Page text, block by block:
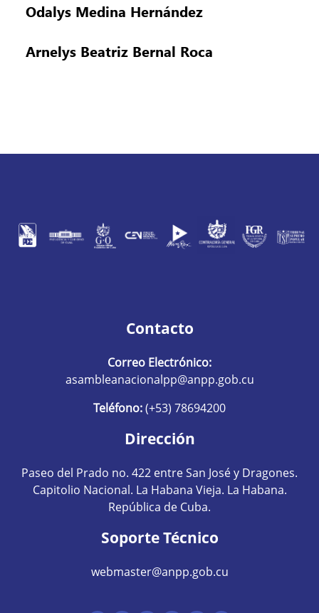
Odalys Medina Hernández
Arnelys Beatriz Bernal Roca
Contacto
Correo Electrónico:
asambleanacionalpp@anpp.gob.cu
Teléfono:(+53) 78694200
Dirección
Paseo del Prado no. 422 entre San José y Dragones.
Capitolio Nacional. La Habana Vieja. La Habana.
República de Cuba.
Soporte Técnico
webmaster@anpp.gob.cu
Redes sociales